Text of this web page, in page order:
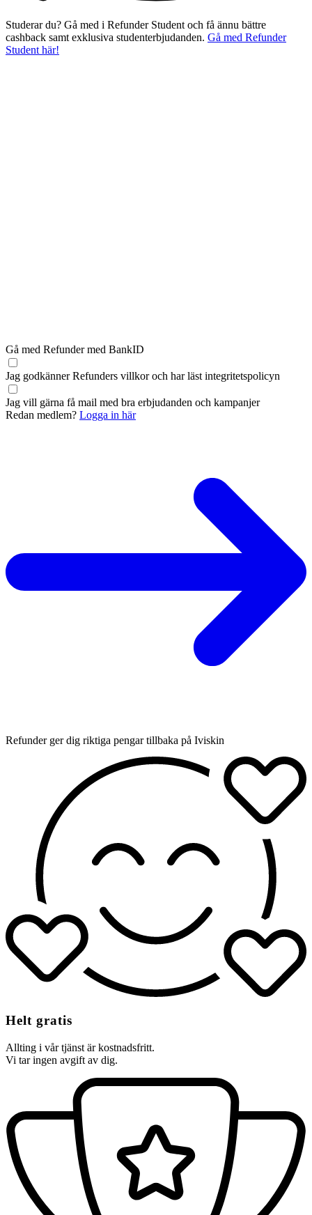
Studerar du? Gå med i Refunder Student och få ännu bättre
cashback samt exklusiva studenterbjudanden. Gå med Refunder
Student här!
Gå med Refunder med BankID
Jag godkänner Refunders villkoroch har läst integritetspolicyn
Jag vill gärna få mail med bra erbjudanden och kampanjer
Redan medlem? Logga in här
Refunder ger dig riktiga pengar tillbaka på Iviskin
Helt gratis
Allting i vår tjänst är kostnadsfritt.
Vi tar ingen avgift av dig.